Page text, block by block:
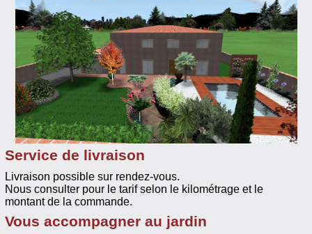
Service de livraison
Livraison possible sur rendez-vous.
Nous consulter pour le tarif selon le kilométrage et le
montant de la commande.
Vous accompagner au jardin